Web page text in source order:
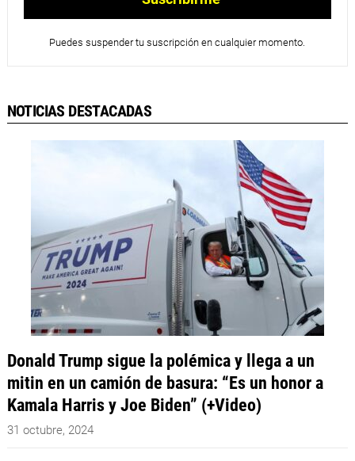
Puedes suspender tu suscripción en cualquier momento.
NOTICIAS DESTACADAS
Donald Trump sigue la polémica y llega a un
mitin en un camión de basura: “Es un honor a
Kamala Harris y Joe Biden” (+Video)
31 octubre, 2024